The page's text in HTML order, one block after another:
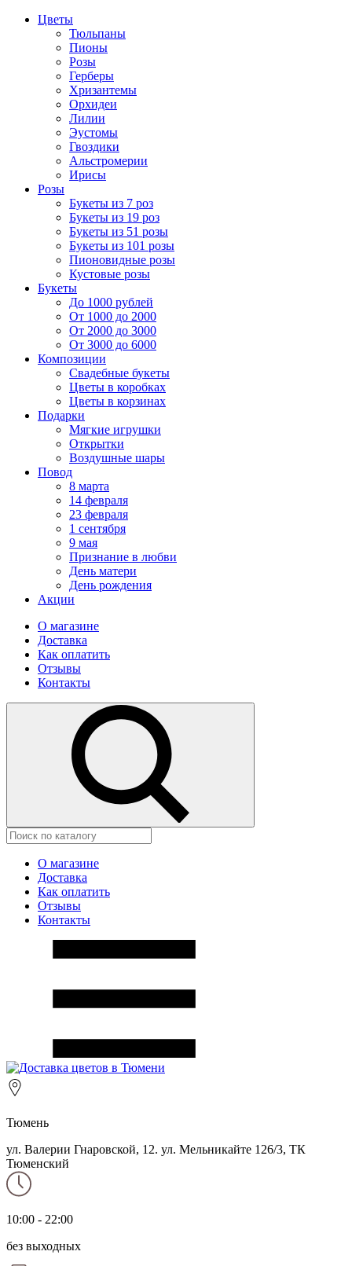
Цветы
Тюльпаны
Пионы
Розы
Герберы
Хризантемы
Орхидеи
Лилии
Эустомы
Гвоздики
Альстромерии
Ирисы
Розы
Букеты из 7 роз
Букеты из 19 роз
Букеты из 51 розы
Букеты из 101 розы
Пионовидные розы
Кустовые розы
Букеты
До 1000 рублей
От 1000 до 2000
От 2000 до 3000
От 3000 до 6000
Композиции
Свадебные букеты
Цветы в коробках
Цветы в корзинах
Подарки
Мягкие игрушки
Открытки
Воздушные шары
Повод
8 марта
14 февраля
23 февраля
1 сентября
9 мая
Признание в любви
День матери
День рождения
Акции
О магазине
Доставка
Как оплатить
Отзывы
Контакты
О магазине
Доставка
Как оплатить
Отзывы
Контакты
Тюмень
ул. Валерии Гнаровской, 12. ул. Мельникайте 126/3, ТК
Тюменский
10:00 - 22:00
без выходных